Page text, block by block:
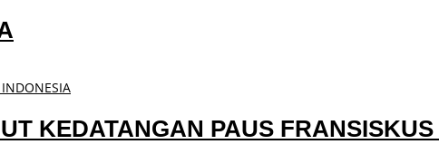
KEDATANGAN PAUS